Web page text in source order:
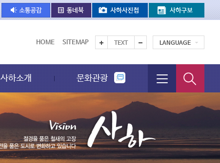
HOME SITEMAP TEXT LANGUAGE
사하소개 문화관광